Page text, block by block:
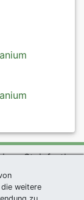
- Steinfurth
|Sitemap
weitere